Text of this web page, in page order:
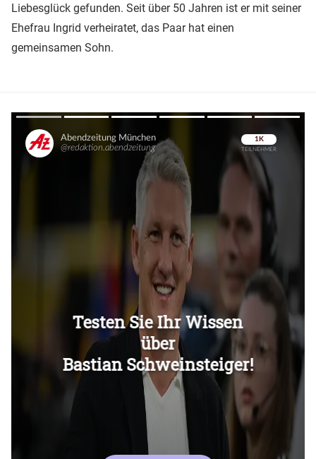
Liebesglück gefunden. Seit über 50 Jahren ist er mit seiner
Ehefrau Ingrid verheiratet, das Paar hat einen
gemeinsamen Sohn.
Überspringen